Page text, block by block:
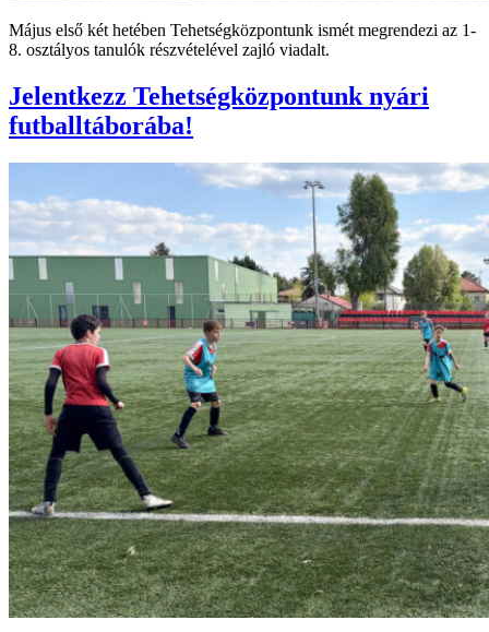
Május első két hetében Tehetségközpontunk ismét megrendezi az 1-
8. osztályos tanulók részvételével zajló viadalt.
Jelentkezz Tehetségközpontunk nyári
futballtáborába!